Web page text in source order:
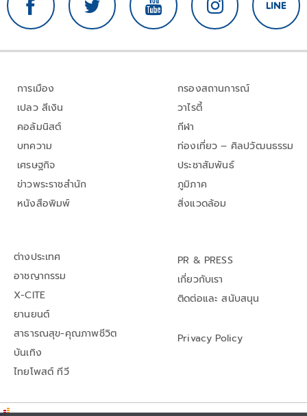
การเมือง
เปลว สีเงิน
คอลัมนิสต์
บทความ
เศรษฐกิจ
ข่าวพระราชสำนัก
หนังสือพิมพ์
กรองสถานการณ์
วาไรตี้
กีฬา
ท่องเที่ยว – ศิลปวัฒนธรรม
ประชาสัมพันธ์
ภูมิภาค
สิ่งแวดล้อม
ต่างประเทศ
อาชญากรรม
X-CITE
ยานยนต์
สาธารณสุข-คุณภาพชีวิต
บันเทิง
ไทยโพสต์ ทีวี
PR & PRESS
เกี่ยวกับเรา
ติดต่อและ สนับสนุน
Privacy Policy